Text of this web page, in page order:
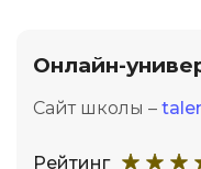
Онлайн-
Сайт школы –
Рейтинг